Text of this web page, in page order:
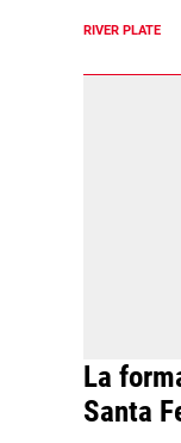
RIVER PLATE
La
Santa